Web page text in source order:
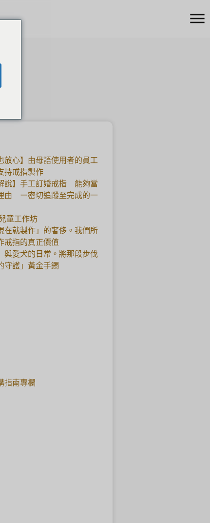
放心】由母語使用者的員工
持戒指製作
說】手工訂婚戒指 能夠當
由 ー密切追蹤至完成的一
童工作坊
在就製作」的奢侈。我們所
戒指的真正價值
與愛犬的日常。將那段步伐
守護」黃金手鐲
指南專欄